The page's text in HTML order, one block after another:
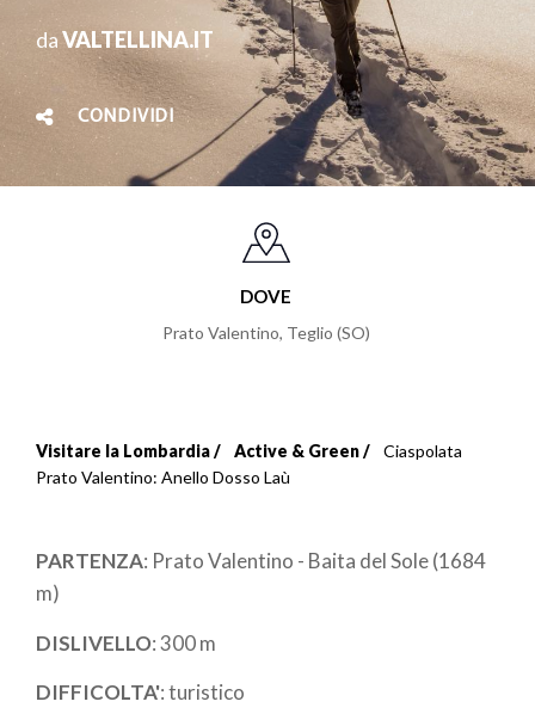
daVALTELLINA.IT
CONDIVIDI
DOVE
Prato Valentino, Teglio (SO)
Briciole
pane
Visitare la Lombardia Active & Green
Ciaspolata
Prato Valentino: Anello Dosso Laù
PARTENZA: Prato Valentino - Baita del Sole (1684
m)
DISLIVELLO: 300 m
DIFFICOLTA': turistico